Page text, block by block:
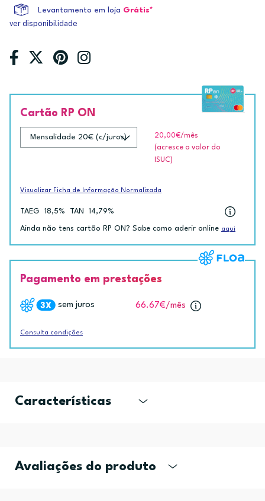
Levantamento em loja Grátis*
ver disponibilidade
Cartão RP ON
20,00€/mês
(acresce o valor do
ISUC)
Visualizar Ficha de Informação Normalizada
TAEG 18,5% TAN 14,79%
Ainda não tens cartão RP ON? Sabe como aderir online aqui
Pagamento em prestações
sem juros 66.67€/mês
Consulta condições
Características
Avaliações do produto